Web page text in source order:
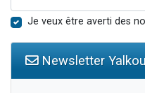
Je veux être averti des
Newsletter